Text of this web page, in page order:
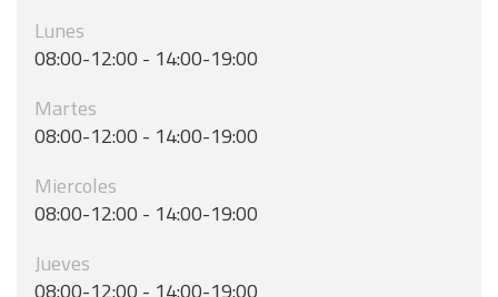
Lunes
08:00-12:00 - 14:00-19:00
Martes
08:00-12:00 - 14:00-19:00
Miercoles
08:00-12:00 - 14:00-19:00
Jueves
08:00-12:00 - 14:00-19:00